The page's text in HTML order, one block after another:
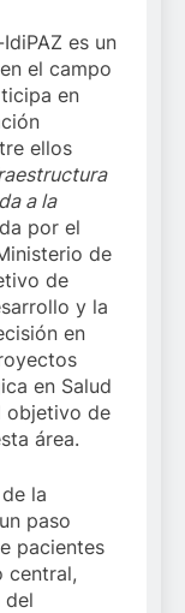
es un
el campo
en
ellos
a la
por el
de
de
y la
en
en Salud
objetivo de
área.
la
paso
pacientes
central,
del